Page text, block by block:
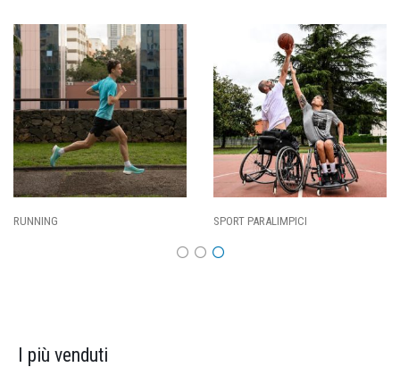
SPORT PARALIMPICI CALCIO
I più venduti